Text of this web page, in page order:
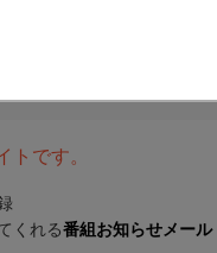
です。
くれる番組お知らせメール